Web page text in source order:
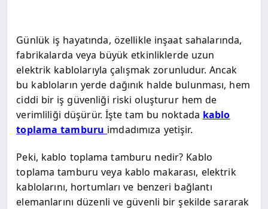
Günlük iş hayatında, özellikle inşaat sahalarında,
fabrikalarda veya büyük etkinliklerde uzun
elektrik kablolarıyla çalışmak zorunludur. Ancak
bu kabloların yerde dağınık halde bulunması, hem
ciddi bir iş güvenliği riski oluşturur hem de
verimliliği düşürür. İşte tam bu noktada kablo
toplama tamburu imdadımıza yetişir.
Peki, kablo toplama tamburu nedir? Kablo
toplama tamburu veya kablo makarası, elektrik
kablolarını, hortumları ve benzeri bağlantı
elemanlarını düzenli ve güvenli bir şekilde sararak